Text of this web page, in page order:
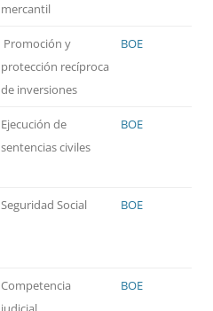
mercantil
Promoción y
protección recíproca
de inversiones
BOE
Ejecución de
sentencias civiles
BOE
Seguridad Social BOE
Competencia
BOE